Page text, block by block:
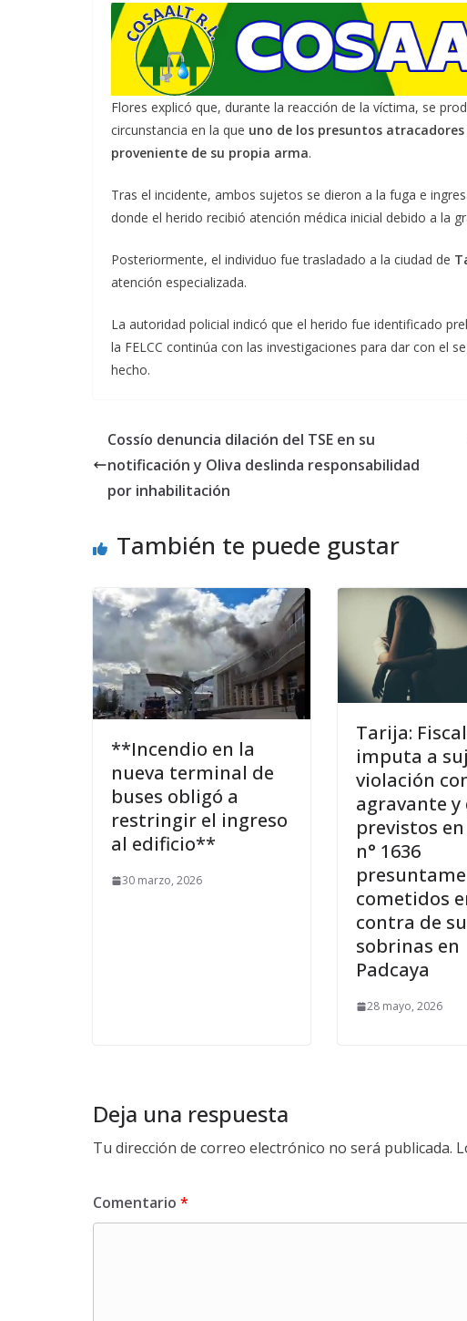
Flores explicó que, durante la reacción de la víctima, se
circunstancia en la que uno de los presuntos
proveniente de su propia arma.
Tras el incidente, ambos sujetos se dieron a la fuga e
donde el herido recibió atención médica inicial debido a la
Posteriormente, el individuo fue trasladado a la ciudad de
atención especializada.
La autoridad policial indicó que el herido fue identificado
la FELCC continúa con las investigaciones para dar con el
hecho.
Cossío denuncia dilación del TSE en su
notificación y Oliva deslinda responsabilidad
por inhabilitación
También te puede gustar
**Incendio en la
nueva terminal de
buses obligó a
restringir el ingreso
al edificio**
30 marzo, 2026
Tarija:
imputa a
violación
agravante
previstos
n° 1636
cometidos
contra de
sobrinas en
Padcaya
28 mayo, 2026
Deja una respuesta
Tu dirección de correo electrónico no será publicada.
Comentario *